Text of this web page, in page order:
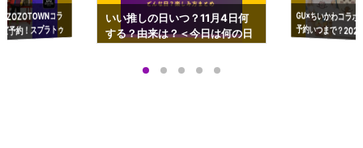
コラ
予約！スプラトゥ
ップも渋谷Hz
いい推しの日いつ？11月4日何
する？由来は？＜今日は何の日
GU×ちいかわコラ
予約いつまで？
ーチやショルダー